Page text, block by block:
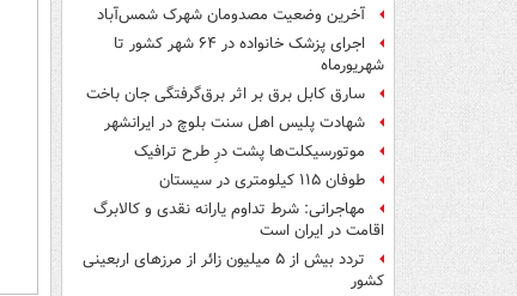
آخرین وضعیت مصدومان شهرک شمس‌آباد
اجرای پزشک خانواده در ۶۴ شهر کشور تا
شهریورماه
سارق کابل برق بر اثر برق‌گرفتگی جان باخت
شهادت پلیس اهل سنت بلوچ در ایرانشهر
موتورسیکلت‌ها پشت درِ طرح ترافیک
طوفان ۱۱۵ کیلومتری در سیستان
مهاجرانی: شرط تداوم یارانه نقدی و کالابرگ
اقامت در ایران است
تردد بیش از ۵ میلیون زائر از مرزهای اربعینی
کشور